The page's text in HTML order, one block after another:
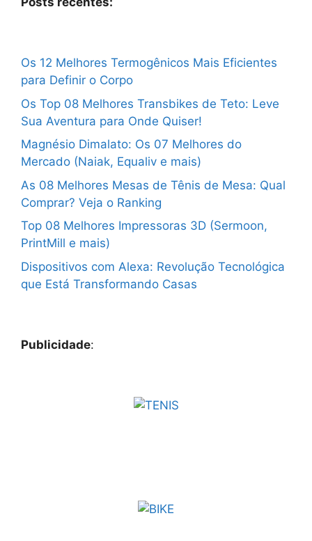
Os 12 Melhores Termogênicos Mais Eficientes
para Definir o Corpo
Os Top 08 Melhores Transbikes de Teto: Leve
Sua Aventura para Onde Quiser!
Magnésio Dimalato: Os 07 Melhores do
Mercado (Naiak, Equaliv e mais)
As 08 Melhores Mesas de Tênis de Mesa: Qual
Comprar? Veja o Ranking
Top 08 Melhores Impressoras 3D (Sermoon,
PrintMill e mais)
Dispositivos com Alexa: Revolução Tecnológica
que Está Transformando Casas
Publicidade: